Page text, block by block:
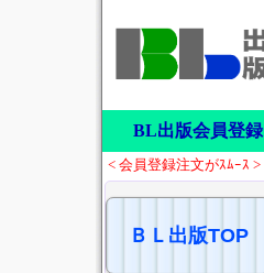
BL出版会員登録
< 会員登録注文がｽﾑｰｽ >
ＢＬ出版TOP